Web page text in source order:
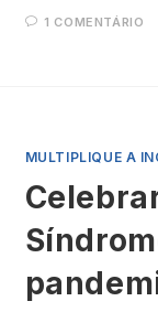
1 COMENTÁRIO
MULTIPLIQUE A